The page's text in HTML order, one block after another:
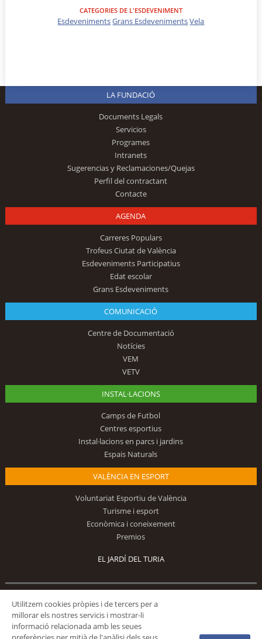
CATEGORIES DE L'ESDEVENIMENT
EsdevenimentsGrans EsdevenimentsVela
LA FUNDACIÓ
Documents Legals
Servicios
Programes
Intranets
Sugerencias y Reclamaciones/Quejas
Perfil del contractant
Contacte
AGENDA
Carreres Populars
Trofeus Ciutat de València
Esdeveniments Participatius
Edat escolar
Grans Esdeveniments
COMUNICACIÓ
Centre de Documentació
Notícies
VEM
VETV
INSTAL·LACIONS
Camps de Futbol
Centres esportius
Instal·lacions en parcs i jardins
Espais Naturals
VALÈNCIA EN ESPORT
Voluntariat Esportiu de València
Turisme i esport
Econòmica i coneixement
Premios
EL JARDÍ DEL TURIA
Utilitzem cookies pròpies i de tercers per a
millorar els nostres servicis i mostrar-li
informació relacionada amb les seues